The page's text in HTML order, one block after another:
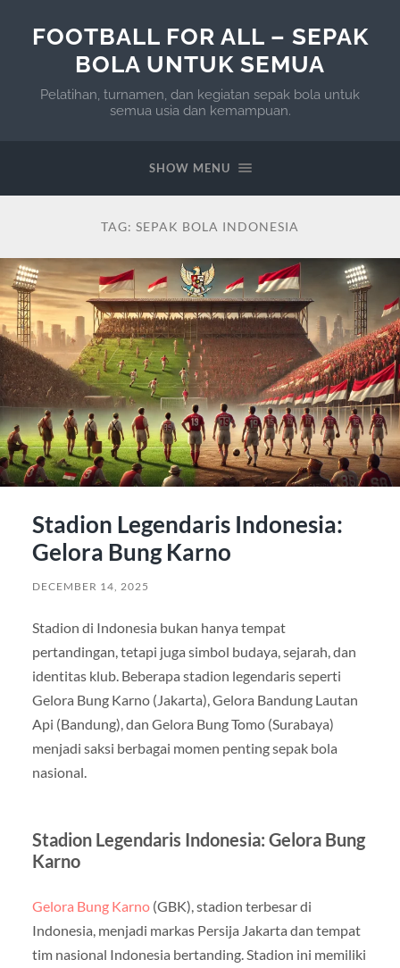
FOOTBALL FOR ALL – SEPAK
BOLA UNTUK SEMUA
Pelatihan, turnamen, dan kegiatan sepak bola untuk
semua usia dan kemampuan.
SHOW MENU
TAG: SEPAK BOLA INDONESIA
Stadion Legendaris Indonesia:
Gelora Bung Karno
DECEMBER 14, 2025
Stadion di Indonesia bukan hanya tempat
pertandingan, tetapi juga simbol budaya, sejarah, dan
identitas klub. Beberapa stadion legendaris seperti
Gelora Bung Karno (Jakarta), Gelora Bandung Lautan
Api (Bandung), dan Gelora Bung Tomo (Surabaya)
menjadi saksi berbagai momen penting sepak bola
nasional.
Stadion Legendaris Indonesia: Gelora Bung
Karno
Gelora Bung Karno(GBK), stadion terbesar di
Indonesia, menjadi markas Persija Jakarta dan tempat
tim nasional Indonesia bertanding. Stadion ini memiliki